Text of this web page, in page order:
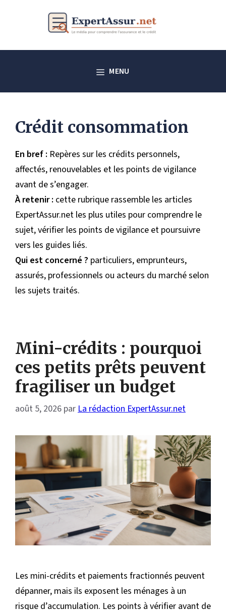
MENU
Crédit consommation
En bref : Repères sur les crédits personnels,
affectés, renouvelables et les points de vigilance
avant de s’engager.
À retenir : cette rubrique rassemble les articles
ExpertAssur.net les plus utiles pour comprendre le
sujet, vérifier les points de vigilance et poursuivre
vers les guides liés.
Qui est concerné ? particuliers, emprunteurs,
assurés, professionnels ou acteurs du marché selon
les sujets traités.
Mini-crédits : pourquoi
ces petits prêts peuvent
fragiliser un budget
août 5, 2026 par La rédaction ExpertAssur.net
Les mini-crédits et paiements fractionnés peuvent
dépanner, mais ils exposent les ménages à un
risque d’accumulation. Les points à vérifier avant de